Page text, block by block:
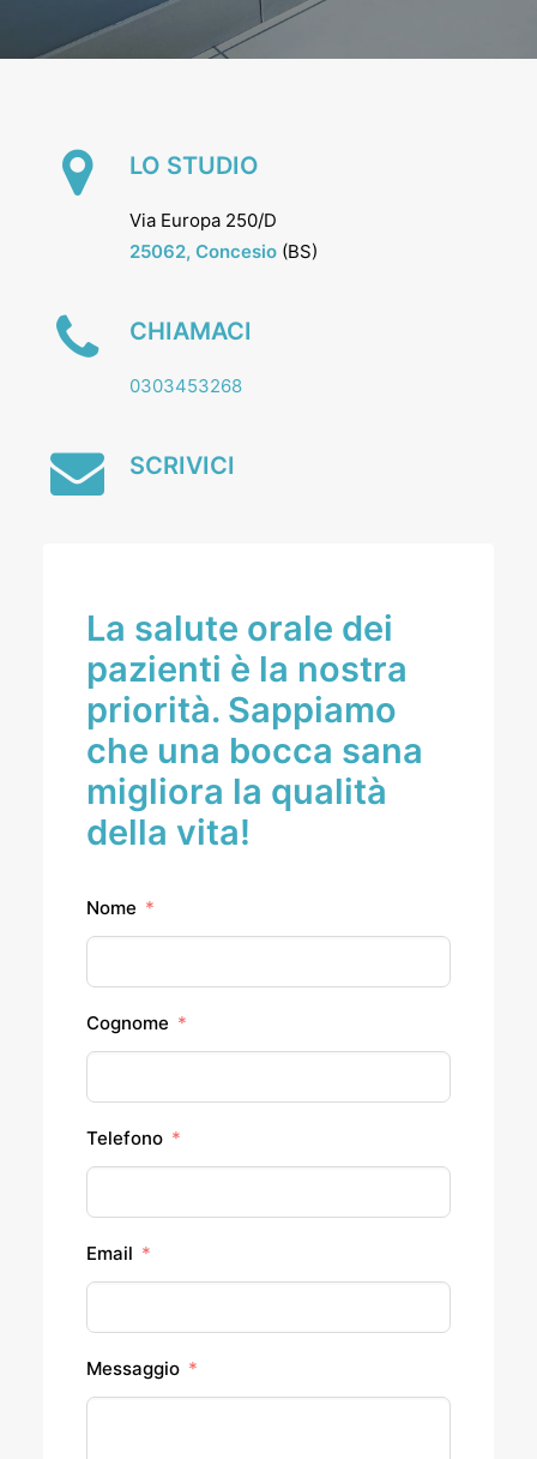
LO STUDIO
Via Europa 250/D
25062, Concesio (BS)
CHIAMACI
0303453268
SCRIVICI
La salute orale dei
pazienti è la nostra
priorità. Sappiamo
che una bocca sana
migliora la qualità
della vita!
Nome
Cognome
Telefono
Email
Messaggio